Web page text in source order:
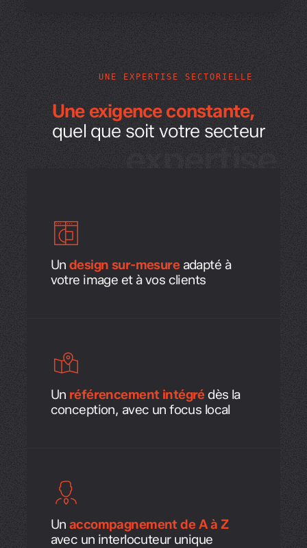
Une exigence constante,
quel que soit votre secteur
UNE EXPERTISE SECTORIELLE
Un design sur-mesure adapté à
votre image et à vos clients
Un référencement intégré dès la
conception, avec un focus local
Un accompagnement de A à Z
avec un interlocuteur unique